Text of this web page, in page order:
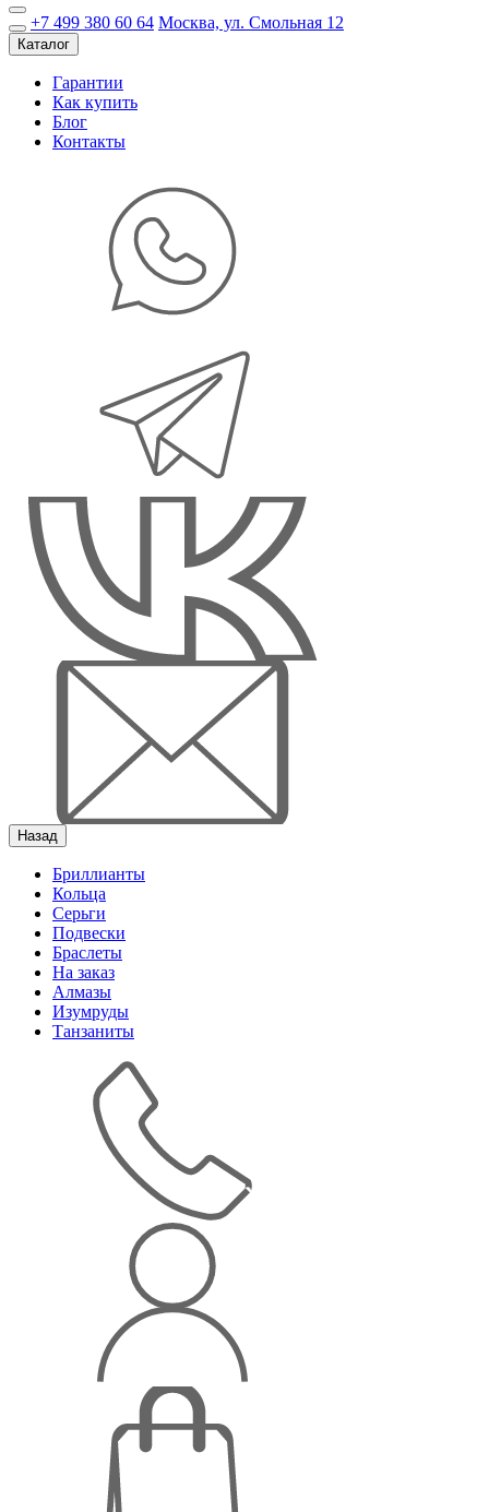
+7 499 380 60 64 Москва, ул. Смольная 12
Каталог
Гарантии
Как купить
Блог
Контакты
Назад
Бриллианты
Кольца
Серьги
Подвески
Браслеты
На заказ
Алмазы
Изумруды
Танзаниты